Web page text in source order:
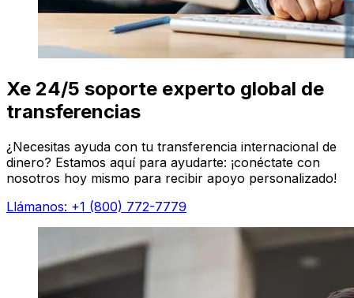
Xe 24/5 soporte experto global de
transferencias
¿Necesitas ayuda con tu transferencia internacional de
dinero? Estamos aquí para ayudarte: ¡conéctate con
nosotros hoy mismo para recibir apoyo personalizado!
Llámanos: +1 (800) 772-7779